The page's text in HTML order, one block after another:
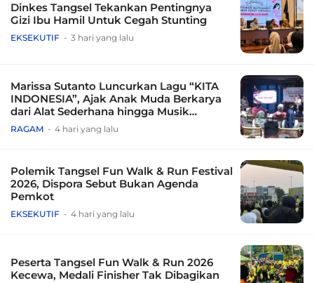
Dinkes Tangsel Tekankan Pentingnya
Gizi Ibu Hamil Untuk Cegah Stunting
EKSEKUTIF 3 hari yang lalu
Marissa Sutanto Luncurkan Lagu “KITA
INDONESIA”, Ajak Anak Muda Berkarya
dari Alat Sederhana hingga Musik
Tradisional
RAGAM 4 hari yang lalu
Polemik Tangsel Fun Walk & Run Festival
2026, Dispora Sebut Bukan Agenda
Pemkot
EKSEKUTIF 4 hari yang lalu
Peserta Tangsel Fun Walk & Run 2026
Kecewa, Medali Finisher Tak Dibagikan